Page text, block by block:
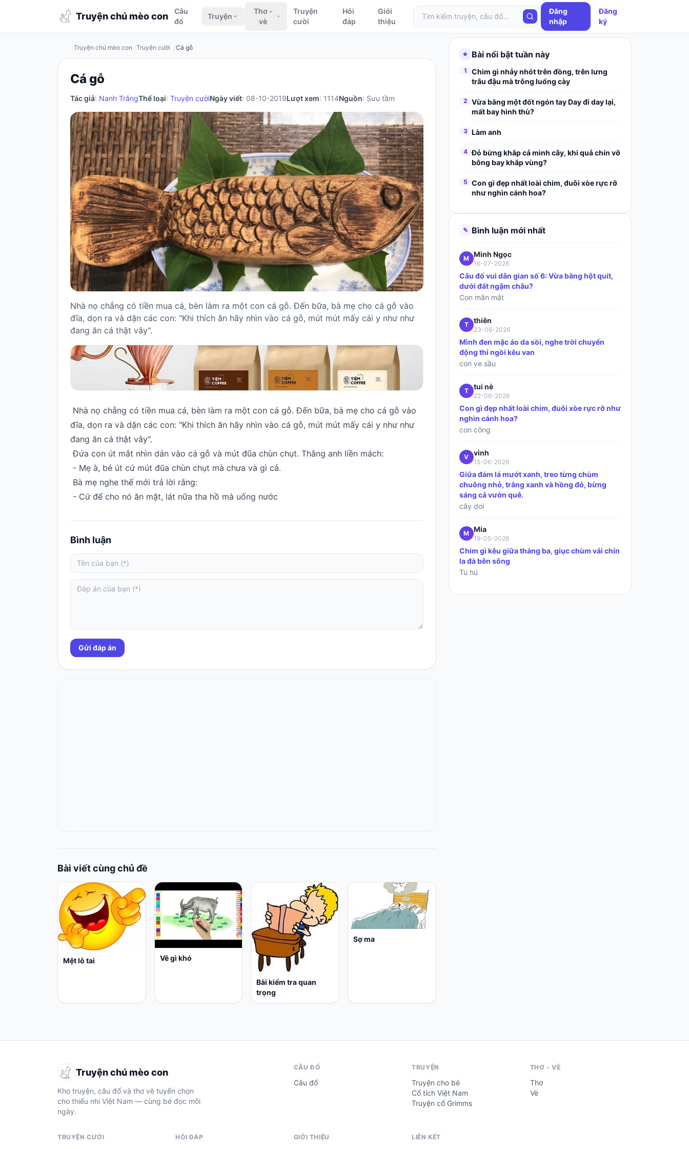
Truyện chú mèo con
Câu
đố
Truyện
Thơ -
vè
Truyện
cười
Hỏi
đáp
Giới
thiệu
Đăng
nhập
Đăng
ký
Truyện chú mèo con Truyện cười Cá gỗ
Cá gỗ
Tác giả: Nanh TrắngThể loại: Truyện cườiNgày viết: 08-10-2019Lượt xem: 1114Nguồn: Sưu tầm
Nhà nọ chẳng có tiền mua cá, bèn làm ra một con cá gỗ. Đến bữa, bà mẹ cho cá gỗ vào
đĩa, dọn ra và dặn các con: "Khi thích ăn hãy nhìn vào cá gỗ, mút mút mấy cái y như như
đang ăn cá thật vây".
Nhà nọ chẳng có tiền mua cá, bèn làm ra một con cá gỗ. Đến bữa, bà mẹ cho cá gỗ vào
đĩa, dọn ra và dặn các con: "Khi thích ăn hãy nhìn vào cá gỗ, mút mút mấy cái y như như
đang ăn cá thật vây".
Đứa con út mắt nhìn dán vào cá gỗ và mút đũa chùn chụt. Thằng anh liền mách:
- Mẹ à, bé út cứ mút đũa chùn chụt mà chưa và gì cả.
Bà mẹ nghe thế mới trả lời rằng:
- Cứ để cho nó ăn mặt, lát nữa tha hồ mà uống nước
Bình luận
Gửi đáp án
Bài viết cùng chủ đề
Mệt lỗ tai Vẽ gì khó
Bài kiểm tra quan
trọng
Sợ ma
★ Bài nổi bật tuần này
1
Chim gì nhảy nhót trên đồng, trên lưng
trâu đậu mà trông luống cày
2 Vừa bằng một đốt ngón tay Day đi day lại,
mất bay hình thù?
3 Làm anh
4 Đỏ bừng khắp cả mình cây, khi quả chín vỡ
bông bay khắp vùng?
5 Con gì đẹp nhất loài chim, đuôi xòe rực rỡ
như nghìn cánh hoa?
✎ Bình luận mới nhất
M Minh Ngọc
16-07-2026
Câu đố vui dân gian số 6: Vừa bằng hột quít,
dưới đất ngậm châu?
Con măn mắt
T thiên
23-06-2026
Mình đen mặc áo da sồi, nghe trời chuyển
động thì ngồi kêu van
con ve sầu
T tui nè
22-06-2026
Con gì đẹp nhất loài chim, đuôi xòe rực rỡ như
nghìn cánh hoa?
con công
V vinh
15-06-2026
Giữa đám lá mướt xanh, treo từng chùm
chuông nhỏ, trắng xanh và hồng đỏ, bừng
sáng cả vườn quê.
cây doi
M Mia
19-05-2026
Chim gì kêu giữa tháng ba, giục chùm vải chín
la đà bên sông
Tu hú
Truyện chú mèo con
Kho truyện, câu đố và thơ vè tuyển chọn
cho thiếu nhi Việt Nam — cùng bé đọc mỗi
ngày.
CÂU ĐỐ
Câu đố
TRUYỆN
Truyện cho bé
Cổ tích Việt Nam
Truyện cổ Grimms
THƠ - VÈ
Thơ
Vè
TRUYỆN CƯỜI HỎI ĐÁP GIỚI THIỆU LIÊN KẾT